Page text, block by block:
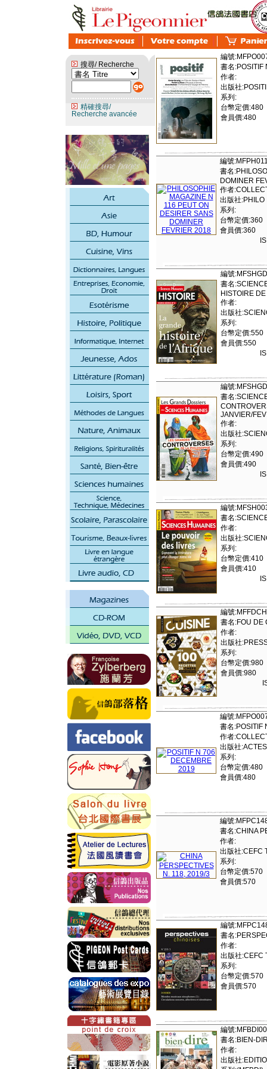
搜尋/ Recherche
精確搜尋/
Recherche avancée
編號
書名:POSITIF
作者:
出版社
系列:
台幣定價:480
會員價:480
編號
書名
DOMINER
作者
出版社:PHILO
系列:
台幣定價:360
會員價:360
編號
書名
HISTOIRE
作者:
出版社
系列:
台幣定價:550
會員價:550
編號
書名
JANVIER/FEV
作者:
出版社
系列:
台幣定價:490
會員價:490
編號
書名
作者:
出版社
系列:
台幣定價:410
會員價:410
編號
書名:FOU DE
作者:
出版社
系列:
台幣定價:980
會員價:980
編號
書名:POSITIF
作者
出版社
系列:
台幣定價:480
會員價:480
編號
書名:CHINA
作者:
出版社:CEFC
系列:
台幣定價:570
會員價:570
編號
書名
作者:
出版社:CEFC
系列:
台幣定價:570
會員價:570
編號
書名:BIEN-
作者:
出版社